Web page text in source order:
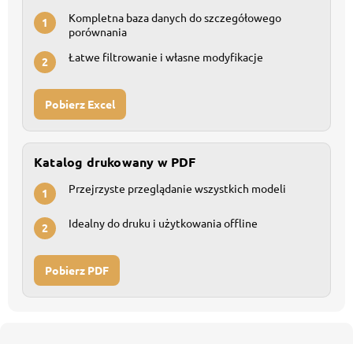
1
Kompletna baza danych do szczegółowego
porównania
2 Łatwe filtrowanie i własne modyfikacje
Pobierz Excel
Katalog drukowany w PDF
1 Przejrzyste przeglądanie wszystkich modeli
2 Idealny do druku i użytkowania offline
Pobierz PDF